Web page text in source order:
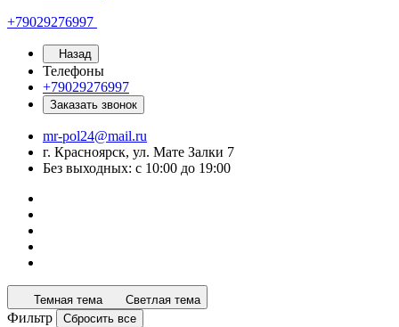
+79029276997
Назад
Телефоны
+79029276997
Заказать звонок
mr-pol24@mail.ru
г. Красноярск, ул. Мате Залки 7
Без выходных: с 10:00 до 19:00
Темная тема Светлая тема
Фильтр Сбросить все